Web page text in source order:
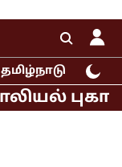
தமிழ்நாடு